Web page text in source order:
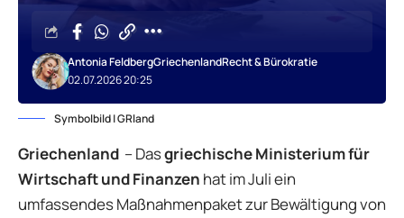
02.07.2026 20:25
Antonia FeldbergGriechenlandRecht & Bürokratie
Symbolbild | GRland
Griechenland – Dasgriechische Ministerium für
Wirtschaft und Finanzen hat im Juli ein
umfassendes Maßnahmenpaket zur Bewältigung von